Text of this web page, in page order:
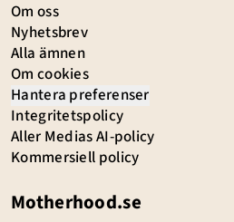
Om oss
Nyhetsbrev
Alla ämnen
Om cookies
Hantera preferenser
Integritetspolicy
Aller Medias AI-policy
Kommersiell policy
Motherhood.se